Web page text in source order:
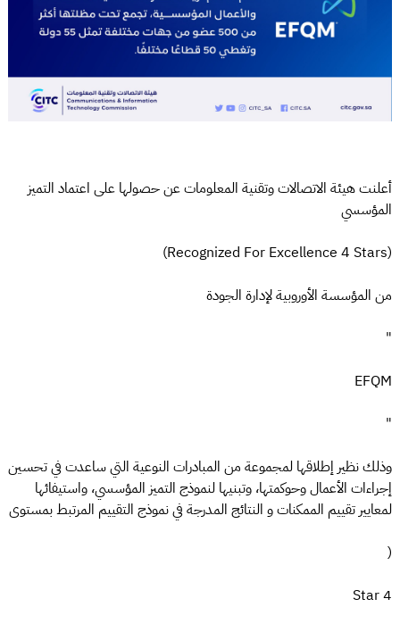
أعلنت هيئة الاتصالات وتقنية المعلومات عن حصولها على اعتماد التميز
المؤسسي
(Recognized For Excellence 4 Stars)
من المؤسسة الأوروبية لإدارة الجودة
"
EFQM
"
وذلك نظير إطلاقها لمجموعة من المبادرات النوعية التي ساعدت في تحسين
إجراءات الأعمال وحوكمتها، وتبنيها لنموذج التميز المؤسسي، واستيفائها
لمعايير تقييم الممكنات و النتائج المدرجة في نموذج التقييم المرتبط بمستوى
(
4 Star